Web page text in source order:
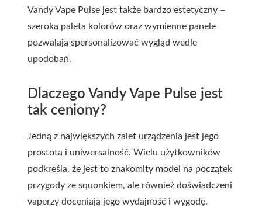
Vandy Vape Pulse jest także bardzo estetyczny –
szeroka paleta kolorów oraz wymienne panele
pozwalają spersonalizować wygląd wedle
upodobań.
Dlaczego Vandy Vape Pulse jest
tak ceniony?
Jedną z największych zalet urządzenia jest jego
prostota i uniwersalność. Wielu użytkowników
podkreśla, że jest to znakomity model na początek
przygody ze squonkiem, ale również doświadczeni
vaperzy doceniają jego wydajność i wygodę.